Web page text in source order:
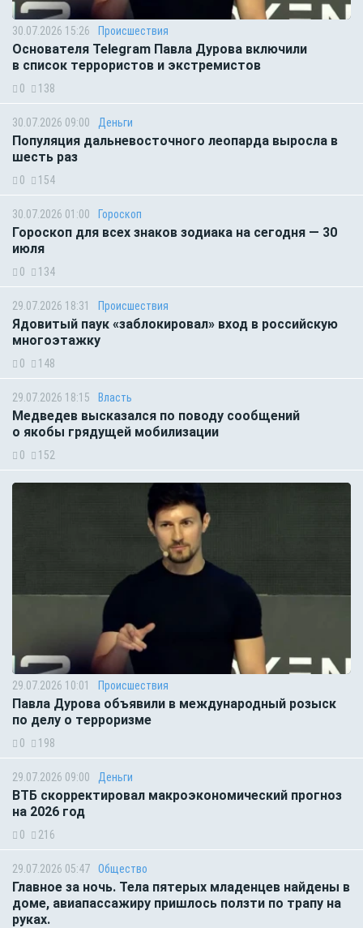
30.07.2026 15:26 Происшествия
Основателя Telegram Павла Дурова включили
в список террористов и экстремистов
0 138
30.07.2026 09:00 Деньги
Популяция дальневосточного леопарда выросла в
шесть раз
0 154
30.07.2026 01:00 Гороскоп
Гороскоп для всех знаков зодиака на сегодня — 30
июля
0 134
29.07.2026 18:31 Происшествия
Ядовитый паук «заблокировал» вход в российскую
многоэтажку
0 148
29.07.2026 18:15 Власть
Медведев высказался по поводу сообщений
о якобы грядущей мобилизации
0 152
29.07.2026 10:01 Происшествия
Павла Дурова объявили в международный розыск
по делу о терроризме
0 198
29.07.2026 09:00 Деньги
ВТБ скорректировал макроэкономический прогноз
на 2026 год
0 216
29.07.2026 05:47 Общество
Главное за ночь. Тела пятерых младенцев найдены в
доме, авиапассажиру пришлось ползти по трапу на
руках.